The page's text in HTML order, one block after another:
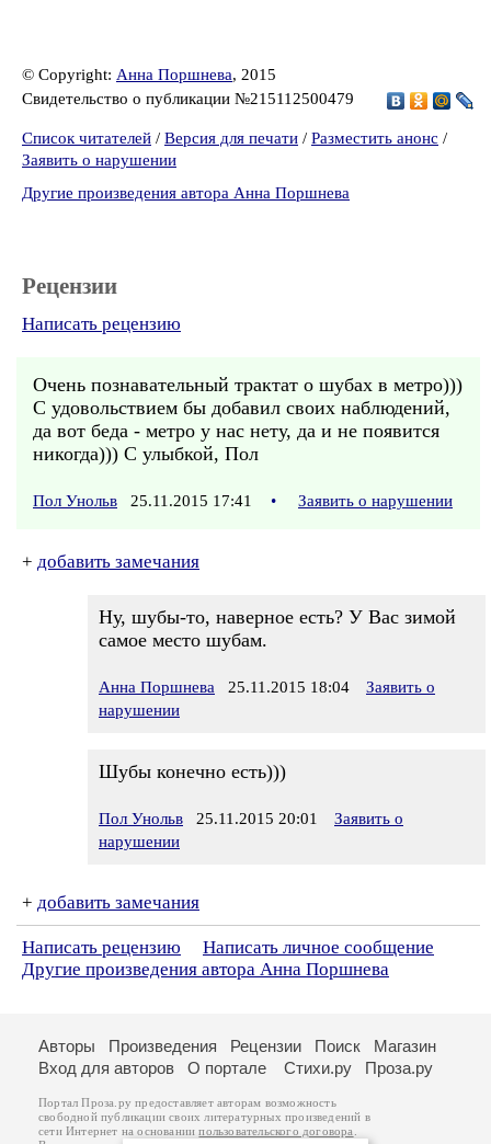
© Copyright: Анна Поршнева, 2015
Свидетельство о публикации №215112500479
Список читателей / Версия для печати / Разместить анонс /
Заявить о нарушении
Другие произведения автора Анна Поршнева
Рецензии
Написать рецензию
Очень познавательный трактат о шубах в метро)))
С удовольствием бы добавил своих наблюдений,
да вот беда - метро у нас нету, да и не появится
никогда))) С улыбкой, Пол
Пол Унольв 25.11.2015 17:41 • Заявить о нарушении
+ добавить замечания
Ну, шубы-то, наверное есть? У Вас зимой
самое место шубам.
Анна Поршнева 25.11.2015 18:04
Заявить о
нарушении
Шубы конечно есть)))
Пол Унольв 25.11.2015 20:01
Заявить о
нарушении
+ добавить замечания
Написать рецензию
Написать личное сообщение
Другие произведения автора Анна Поршнева
Авторы Произведения Рецензии Поиск
Магазин
Вход для авторов
О портале Стихи.ру Проза.ру
Портал Проза.ру предоставляет авторам возможность
свободной публикации своих литературных произведений в
сети Интернет на основаниипользовательского договора